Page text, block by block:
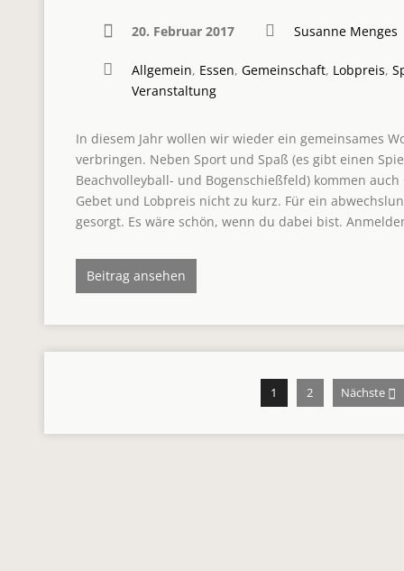
20. Februar 2017 Susanne Menges
Allgemein, Essen, Gemeinschaft, Lobpreis,
Veranstaltung
In diesem Jahr wollen wir wieder ein gemeinsames
verbringen. Neben Sport und Spaß (es gibt einen
Beachvolleyball- und Bogenschießfeld) kommen
Gebet und Lobpreis nicht zu kurz. Für ein
gesorgt. Es wäre schön, wenn du dabei bist.
Beitrag ansehen
1 2 Nächste